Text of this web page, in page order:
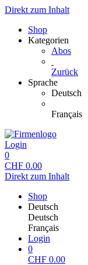
Direkt zum Inhalt
Shop
Kategorien
Abos
Zurück
Sprache
Deutsch
Français
Login
0
CHF 0.00
Direkt zum Inhalt
Shop
Deutsch
Deutsch
Français
Login
0
CHF 0.00